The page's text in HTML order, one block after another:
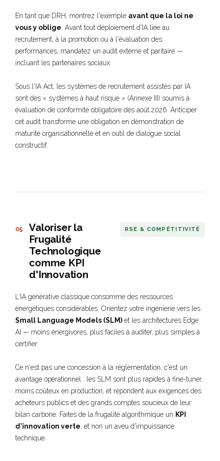
En tant que DRH, montrez l'exemple avant que la loi ne
vous y oblige . Avant tout déploiement d'IA liée au
recrutement, à la promotion ou à l'évaluation des
performances, mandatez un audit externe et paritaire —
incluant les partenaires sociaux.
Sous l'IA Act, les systèmes de recrutement assistés par IA
sont des « systèmes à haut risque » (Annexe III) soumis à
évaluation de conformité obligatoire dès août 2026. Anticiper
cet audit transforme une obligation en démonstration de
maturité organisationnelle et en outil de dialogue social
constructif.
05
Valoriser la
Frugalité
Technologique
comme KPI
d'Innovation
RSE & COMPÉTITIVITÉ
L'IA générative classique consomme des ressources
énergétiques considérables. Orientez votre ingénierie vers les
Small Language Models (SLM) et les architectures Edge
AI — moins énergivores, plus faciles à auditer, plus simples à
certifier.
Ce n'est pas une concession à la réglementation, c'est un
avantage opérationnel : les SLM sont plus rapides à fine-tuner,
moins coûteux en production, et répondent aux exigences des
acheteurs publics et des grands comptes soucieux de leur
bilan carbone. Faites de la frugalité algorithmique un KPI
d'innovation verte, et non un aveu d'impuissance
technique.